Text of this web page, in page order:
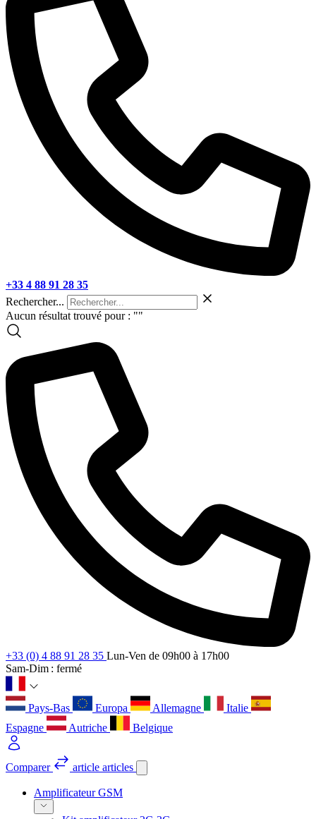
+33 4 88 91 28 35
Rechercher...
Aucun résultat trouvé pour : ""
+33 (0) 4 88 91 28 35 Lun-Ven de 09h00 à 17h00
Sam-Dim : fermé
Pays-Bas Europa Allemagne
Italie
Espagne
Autriche Belgique
Comparer article articles
Amplificateur GSM